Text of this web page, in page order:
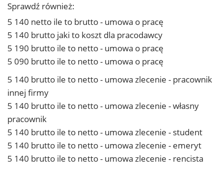
Sprawdź również:
5 140 netto ile to brutto - umowa o pracę
5 140 brutto jaki to koszt dla pracodawcy
5 190 brutto ile to netto - umowa o pracę
5 090 brutto ile to netto - umowa o pracę
5 140 brutto ile to netto - umowa zlecenie - pracownik
innej firmy
5 140 brutto ile to netto - umowa zlecenie - własny
pracownik
5 140 brutto ile to netto - umowa zlecenie - student
5 140 brutto ile to netto - umowa zlecenie - emeryt
5 140 brutto ile to netto - umowa zlecenie - rencista